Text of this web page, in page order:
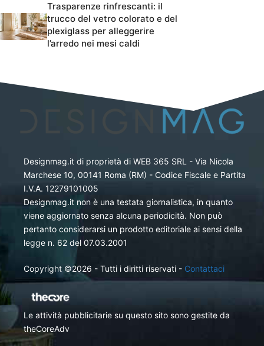
Trasparenze rinfrescanti: il
trucco del vetro colorato e del
plexiglass per alleggerire
l’arredo nei mesi caldi
Designmag.it di proprietà di WEB 365 SRL - Via Nicola
Marchese 10, 00141 Roma (RM) - Codice Fiscale e Partita
I.V.A. 12279101005
Designmag.it non è una testata giornalistica, in quanto
viene aggiornato senza alcuna periodicità. Non può
pertanto considerarsi un prodotto editoriale ai sensi della
legge n. 62 del 07.03.2001
Copyright ©2026 - Tutti i diritti riservati - Contattaci
Le attività pubblicitarie su questo sito sono gestite da
theCoreAdv